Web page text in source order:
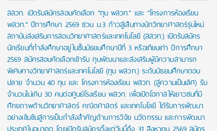
สสวท. เปิดรับสมัครสอบคัดเลือก “ทุน พสวท.” และ “โครงการห้องเรียน
พสวท.” ปีการศึกษา 2569 ชวน ม.3 ก้าวสู่เส้นทางนักวิทยาศาสตร์รุ่นใหม่
สถาบันส่งเสริมการสอนวิทยาศาสตร์และเทคโนโลยี (สสวท.) เปิดรับสมัคร
นักเรียนที่กำลังศึกษาอยู่ในชั้นมัธยมศึกษาปีที่ 3 หรือเทียบเท่า ปีการศึกษา
2569 สมัครสอบคัดเลือกเข้ารับ ทุนพัฒนาและส่งเสริมผู้มีความสามารถ
พิเศษทางวิทยาศาสตร์และเทคโนโลยี (ทุน พสวท.) ระดับมัธยมศึกษาตอน
ปลาย จำนวน 40 ทุน และ โครงการห้องเรียน พสวท. (สู่ความเป็นเลิศ) รับ
จำนวนไม่เกิน 30 คนต่อศูนย์โรงเรียน พสวท. เพื่อเปิดโอกาสให้เยาวชนที่มี
ศักยภาพด้านวิทยาศาสตร์ คณิตศาสตร์ และเทคโนโลยี ได้รับการพัฒนา
อย่างเข้มข้นสู่การเป็นกำลังสำคัญด้านการวิจัย นวัตกรรม และการพัฒนา